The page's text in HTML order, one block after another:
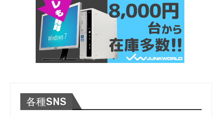
各種SNS